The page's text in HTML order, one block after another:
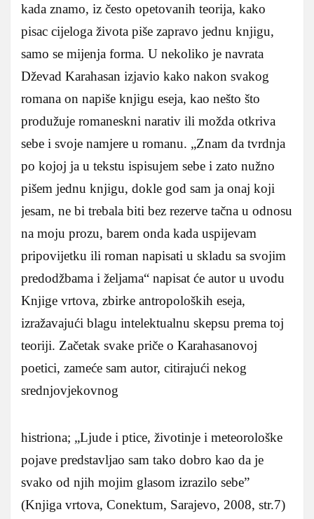
kada znamo, iz često opetovanih teorija, kako
pisac cijeloga života piše zapravo jednu knjigu,
samo se mijenja forma. U nekoliko je navrata
Dževad Karahasan izjavio kako nakon svakog
romana on napiše knjigu eseja, kao nešto što
produžuje romaneskni narativ ili možda otkriva
sebe i svoje namjere u romanu. „Znam da tvrdnja
po kojoj ja u tekstu ispisujem sebe i zato nužno
pišem jednu knjigu, dokle god sam ja onaj koji
jesam, ne bi trebala biti bez rezerve tačna u odnosu
na moju prozu, barem onda kada uspijevam
pripovijetku ili roman napisati u skladu sa svojim
predodžbama i željama“ napisat će autor u uvodu
Knjige vrtova, zbirke antropoloških eseja,
izražavajući blagu intelektualnu skepsu prema toj
teoriji. Začetak svake priče o Karahasanovoj
poetici, zameće sam autor, citirajući nekog
srednjovjekovnog
histriona; „Ljude i ptice, životinje i meteorološke
pojave predstavljao sam tako dobro kao da je
svako od njih mojim glasom izrazilo sebe”
(Knjiga vrtova, Conektum, Sarajevo, 2008, str.7)